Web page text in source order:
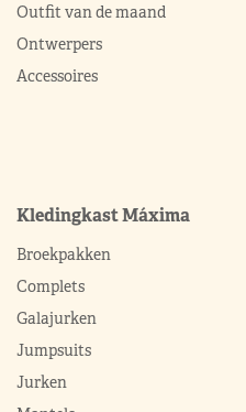
Outfit van de maand
Ontwerpers
Accessoires
Kledingkast Máxima
Broekpakken
Complets
Galajurken
Jumpsuits
Jurken